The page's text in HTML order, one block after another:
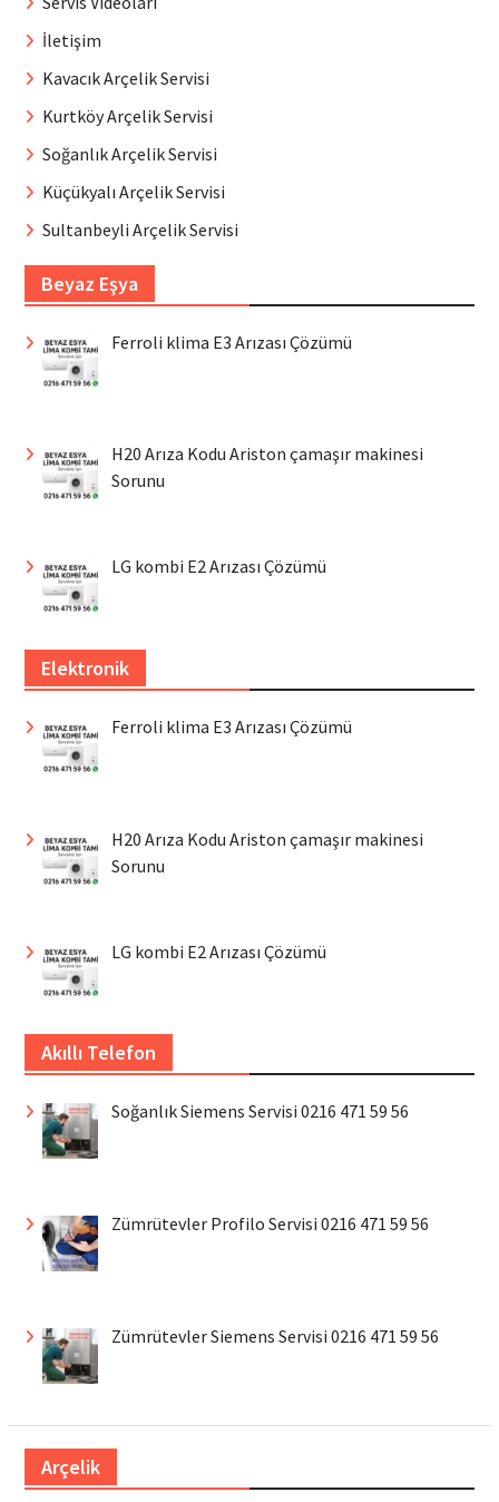
İletişim
Kavacık Arçelik Servisi
Kurtköy Arçelik Servisi
Soğanlık Arçelik Servisi
Küçükyalı Arçelik Servisi
Sultanbeyli Arçelik Servisi
Beyaz Eşya
Ferroli klima E3 Arızası Çözümü
H20 Arıza Kodu Ariston çamaşır makinesi
Sorunu
LG kombi E2 Arızası Çözümü
Elektronik
Ferroli klima E3 Arızası Çözümü
H20 Arıza Kodu Ariston çamaşır makinesi
Sorunu
LG kombi E2 Arızası Çözümü
Akıllı Telefon
Soğanlık Siemens Servisi 0216 471 59 56
Zümrütevler Profilo Servisi 0216 471 59 56
Zümrütevler Siemens Servisi 0216 471 59 56
Arçelik